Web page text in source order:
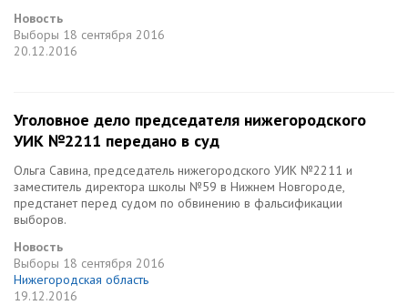
Новость
Выборы 18 сентября 2016
20.12.2016
Уголовное дело председателя нижегородского
УИК №2211 передано в суд
Ольга Савина, председатель нижегородского УИК №2211 и
заместитель директора школы №59 в Нижнем Новгороде,
предстанет перед судом по обвинению в фальсификации
выборов.
Новость
Выборы 18 сентября 2016
Нижегородская область
19.12.2016